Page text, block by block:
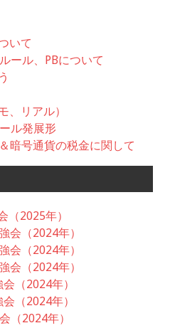
いて
ール、PBについて
、リアル）
ル発展形
暗号通貨の税金に関して
（2025年）
会（2024年）
会（2024年）
会（2024年）
（2024年）
（2024年）
（2024年）